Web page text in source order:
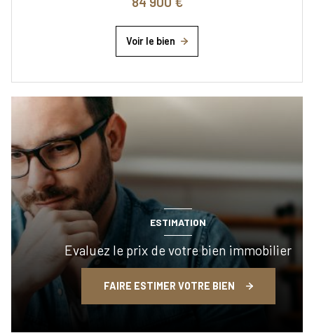
Voir le bien
ESTIMATION
Evaluez le prix de votre bien immobilier
FAIRE ESTIMER VOTRE BIEN